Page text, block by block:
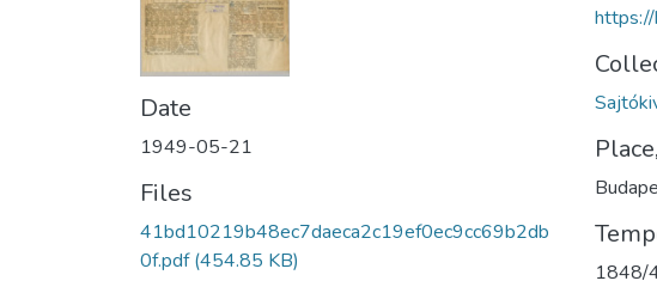
Date
1949-05-21
Files
41bd10219b48ec7daeca2c19ef0ec9cc69b2db
0f.pdf(454.85 KB) 1848/